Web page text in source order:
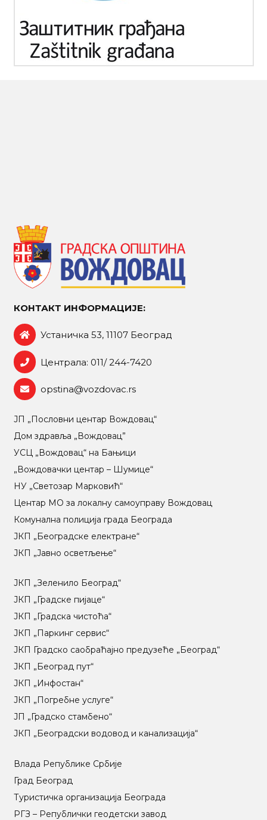
КОНТАКТ ИНФОРМАЦИЈЕ:
Устаничка 53, 11107 Београд
Централа: 011/ 244-7420
opstina@vozdovac.rs
ЈП „Пословни центар Вождовац“
Дом здравља „Вождовац”
УСЦ „Вождовац“ на Бањици
„Вождовачки центар – Шумице“
НУ „Светозар Марковић“
Центар МO за локалну самоуправу Вождовац
Комунална полиција града Београда
ЈКП „Београдске електране“
ЈКП „Јавно осветљење“
ЈКП „Зеленило Београд“
ЈКП „Градске пијаце“
ЈКП „Градска чистоћа“
ЈКП „Паркинг сервис“
ЈКП Градско саобраћајно предузеће „Београд“
ЈКП „Београд пут“
ЈКП „Инфостан“
ЈКП „Погребне услуге“
ЈП „Градско стамбено“
ЈКП „Београдски водовод и канализација“
Влада Републике Србије
Град Београд
Туристичка организација Београда
РГЗ – Републички геодетски завод